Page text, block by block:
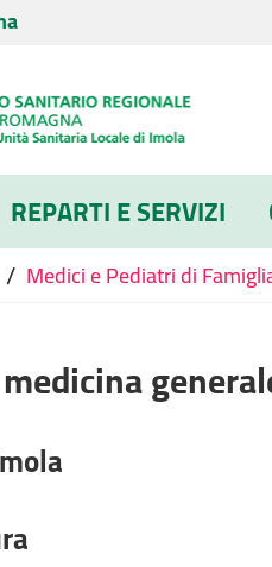
REPARTI E SERVIZI
/ Medici e Pediatri di